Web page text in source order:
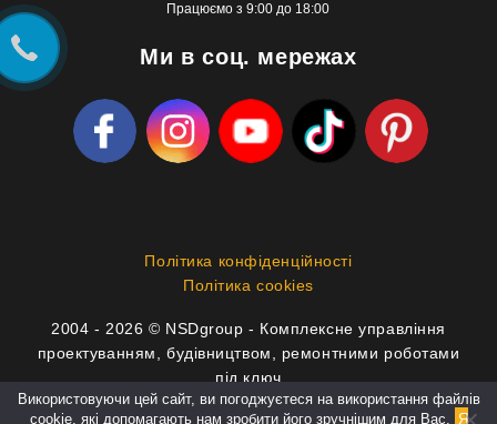
Працюємо з 9:00 до 18:00
Ми в соц. мережах
Політика конфіденційності
Політика cookies
2004 - 2026 © NSDgroup - Комплексне управління
проектуванням, будівництвом, ремонтними роботами
під ключ
info@nsdgroup.com.ua
Використовуючи цей сайт, ви погоджуєтеся на використання файлів
cookie, які допомагають нам зробити його зручнішим для Вас. Я